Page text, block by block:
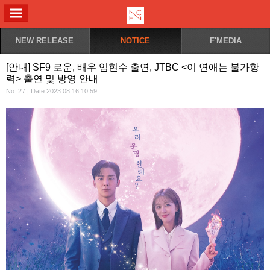
NEW RELEASE NOTICE F'MEDIA
[안내] SF9 로운, 배우 임현수 출연, JTBC <이 연애는 불가항
력> 출연 및 방영 안내
No. 27 | Date 2023.08.16 10:59